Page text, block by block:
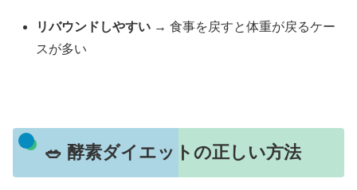
リバウンドしやすい → 食事を戻すと体重が戻るケー
スが多い
🥗 酵素ダイエットの正しい方法